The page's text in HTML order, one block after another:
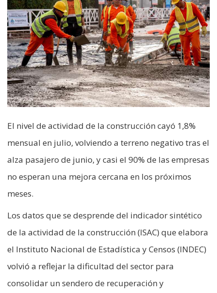
El nivel de actividad de la construcción cayó 1,8%
mensual en julio, volviendo a terreno negativo tras el
alza pasajero de junio, y casi el 90% de las empresas
no esperan una mejora cercana en los próximos
meses.
Los datos que se desprende del indicador sintético
de la actividad de la construcción (ISAC) que elabora
el Instituto Nacional de Estadística y Censos (INDEC)
volvió a reflejar la dificultad del sector para
consolidar un sendero de recuperación y